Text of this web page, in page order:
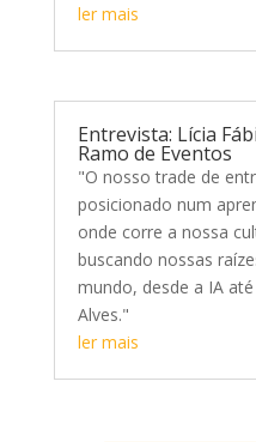
ler mais
Entrevista: Lícia
Ramo de Eventos
"O nosso trade de
posicionado num
onde corre a nossa
buscando nossas
mundo, desde a IA
ler mais